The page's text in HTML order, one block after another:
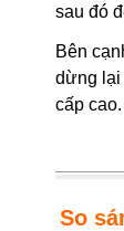
sau đó
Bên
dừng lại
cấp cao.
So